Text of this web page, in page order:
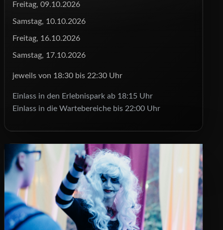
Freitag, 09.10.2026
Samstag, 10.10.2026
Freitag, 16.10.2026
Samstag, 17.10.2026
jeweils von 18:30 bis 22:30 Uhr
Einlass in den Erlebnispark ab 18:15 Uhr
Einlass in die Wartebereiche bis 22:00 Uhr